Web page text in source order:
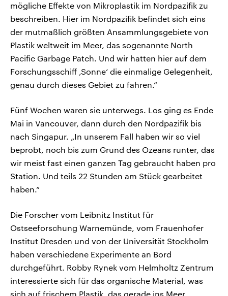
mögliche Effekte von Mikroplastik im Nordpazifik zu
beschreiben. Hier im Nordpazifik befindet sich eins
der mutmaßlich größten Ansammlungsgebiete von
Plastik weltweit im Meer, das sogenannte North
Pacific Garbage Patch. Und wir hatten hier auf dem
Forschungsschiff ‚Sonne‘ die einmalige Gelegenheit,
genau durch dieses Gebiet zu fahren.“
Fünf Wochen waren sie unterwegs. Los ging es Ende
Mai in Vancouver, dann durch den Nordpazifik bis
nach Singapur. „In unserem Fall haben wir so viel
beprobt, noch bis zum Grund des Ozeans runter, das
wir meist fast einen ganzen Tag gebraucht haben pro
Station. Und teils 22 Stunden am Stück gearbeitet
haben.“
Die Forscher vom Leibnitz Institut für
Ostseeforschung Warnemünde, vom Frauenhofer
Institut Dresden und von der Universität Stockholm
haben verschiedene Experimente an Bord
durchgeführt. Robby Rynek vom Helmholtz Zentrum
interessierte sich für das organische Material, was
sich auf frischem Plastik, das gerade ins Meer